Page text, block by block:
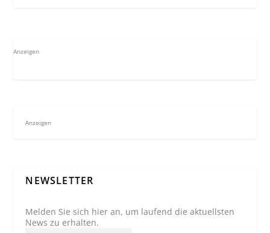
Anzeigen
Anzeigen
NEWSLETTER
Melden Sie sich hier an, um laufend die aktuellsten
News zu erhalten.